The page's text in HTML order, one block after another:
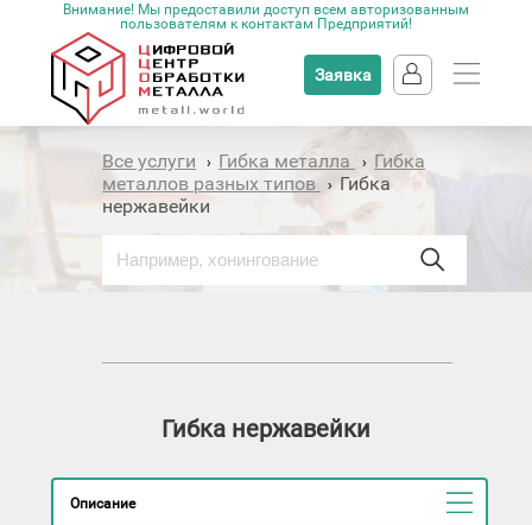
Внимание! Мы предоставили доступ всем авторизованным
пользователям к контактам Предприятий!
Заявка
Все услуги › Гибка металла › Гибка
металлов разных типов
›Гибка
нержавейки
Гибка нержавейки
Описание